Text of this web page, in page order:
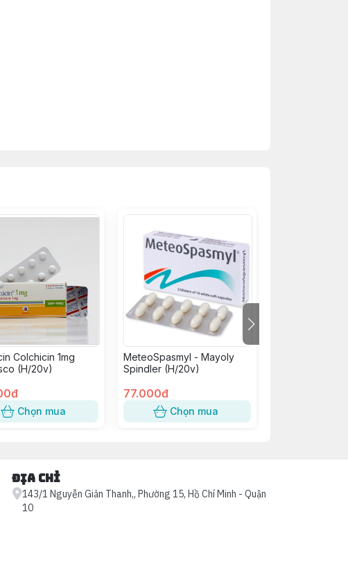
Colchicin 1mg
(H/20v)
Chọn mua
MeteoSpasmyl - Mayoly
Spindler (H/20v)
77.000đ
Chọn mua
Địa chỉ
143/1 Nguyễn Giản Thanh,, Phường 15, Hồ Chí Minh - Quận
10